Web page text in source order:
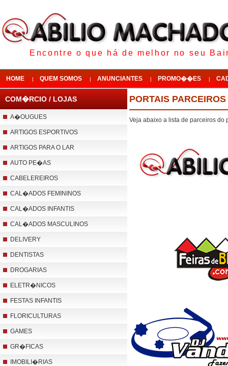
Encontre o que há de melhor no seu
HOME | QUEM SOMOS | ANUNCIANTES | PROMO��ES |
COM�RCIO / LOJAS
A�OUGUES
ARTIGOS ESPORTIVOS
ARTIGOS PARA O LAR
AUTO PE�AS
CABELEREIROS
CAL�ADOS FEMININOS
CAL�ADOS INFANTIS
CAL�ADOS MASCULINOS
DELIVERY
DENTISTAS
DROGARIAS
ELETR�NICOS
FESTAS INFANTIS
FLORICULTURAS
GAMES
GR�FICAS
IMOBILI�RIAS
PORTAIS PARCEIROS
Veja abaixo a lista de parceiros do